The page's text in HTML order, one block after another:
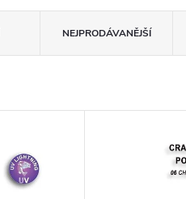
NEJPRODÁVANĚJŠÍ